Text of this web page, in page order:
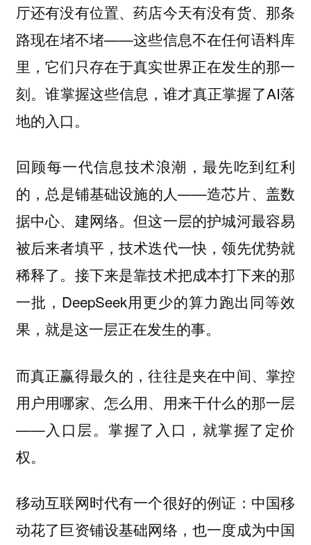
厅还有没有位置、药店今天有没有货、那条
路现在堵不堵——这些信息不在任何语料库
里，它们只存在于真实世界正在发生的那一
刻。谁掌握这些信息，谁才真正掌握了AI落
地的入口。
回顾每一代信息技术浪潮，最先吃到红利
的，总是铺基础设施的人——造芯片、盖数
据中心、建网络。但这一层的护城河最容易
被后来者填平，技术迭代一快，领先优势就
稀释了。接下来是靠技术把成本打下来的那
一批，DeepSeek用更少的算力跑出同等效
果，就是这一层正在发生的事。
而真正赢得最久的，往往是夹在中间、掌控
用户用哪家、怎么用、用来干什么的那一层
——入口层。掌握了入口，就掌握了定价
权。
移动互联网时代有一个很好的例证：中国移
动花了巨资铺设基础网络，也一度成为中国